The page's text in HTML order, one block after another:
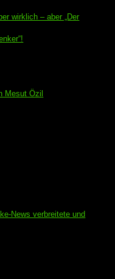
wirklich – aber „Der
Mesut Özil
News verbreitete und